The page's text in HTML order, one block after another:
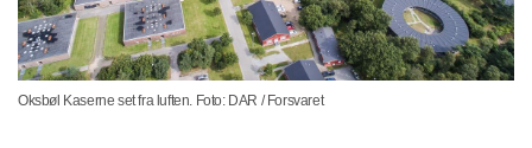
Oksbøl Kaserne set fra luften. Foto: DAR / Forsvaret